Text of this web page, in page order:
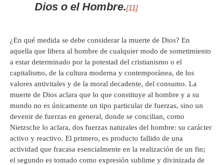
Dios o el Hombre.[11]
¿En qué medida se debe considerar la muerte de Dios? En
aquella que libera al hombre de cualquier modo de sometimiento
a estar determinado por la potestad del cristianismo o el
capitalismo, de la cultura moderna y contemporánea, de los
valores antivitales y de la moral decadente, del consumo. La
muerte de Dios aclara que lo que constituye al hombre y a su
mundo no es únicamente un tipo particular de fuerzas, sino un
devenir de fuerzas en general, donde se concilian, como
Nietzsche lo aclara, dos fuerzas naturales del hombre: su carácter
activo y reactivo. El primero, es producto fallido de una
actividad que fracasa esencialmente en la realización de un fin;
el segundo es tomado como expresión sublime y divinizada de